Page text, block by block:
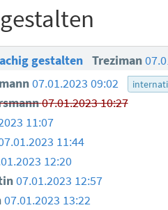
gestalten Treziman
07.01.2023 09:02
07.01.2023 10:27
11:07
11:44
12:20
07.01.2023 12:57
07.01.2023 13:22